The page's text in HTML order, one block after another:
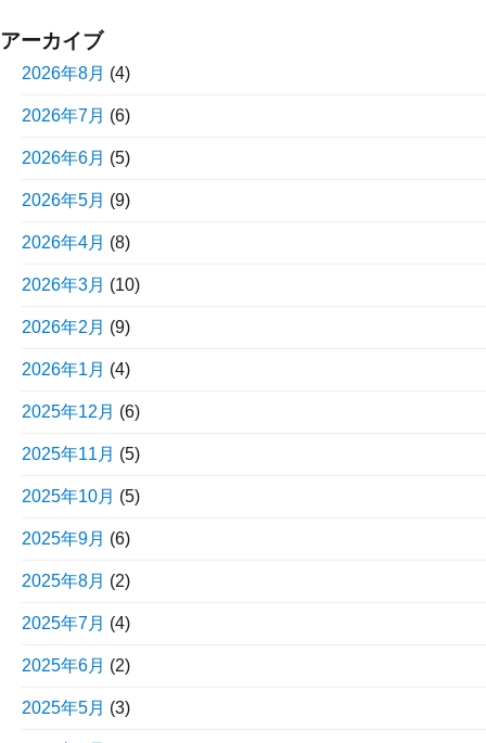
アーカイブ
2026年8月 (4)
2026年7月 (6)
2026年6月 (5)
2026年5月 (9)
2026年4月 (8)
2026年3月 (10)
2026年2月 (9)
2026年1月 (4)
2025年12月 (6)
2025年11月 (5)
2025年10月 (5)
2025年9月 (6)
2025年8月 (2)
2025年7月 (4)
2025年6月 (2)
2025年5月 (3)